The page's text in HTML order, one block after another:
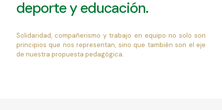
deporte y educación.
Solidaridad, compañerismo y trabajo en equipo no solo son
principios que nos representan, sino que también son el eje
de nuestra propuesta pedagógica.